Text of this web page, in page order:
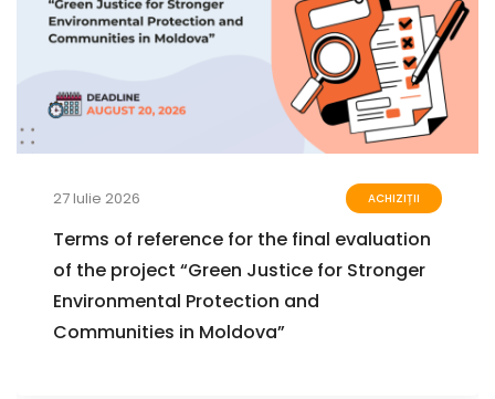
23 Iulie 2026 EVENIMENTE
Seminar pentru inspectori de mediu din
toate regiunile țării: Aplicarea normelor
contravenționale și validitatea proceselor-
verbale în domeniul protecției mediului